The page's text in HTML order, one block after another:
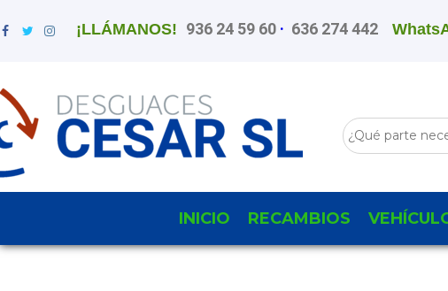
¡LLÁMANOS! 936 24 59 60 · 636 274 442
INICIO RECAMBIOS